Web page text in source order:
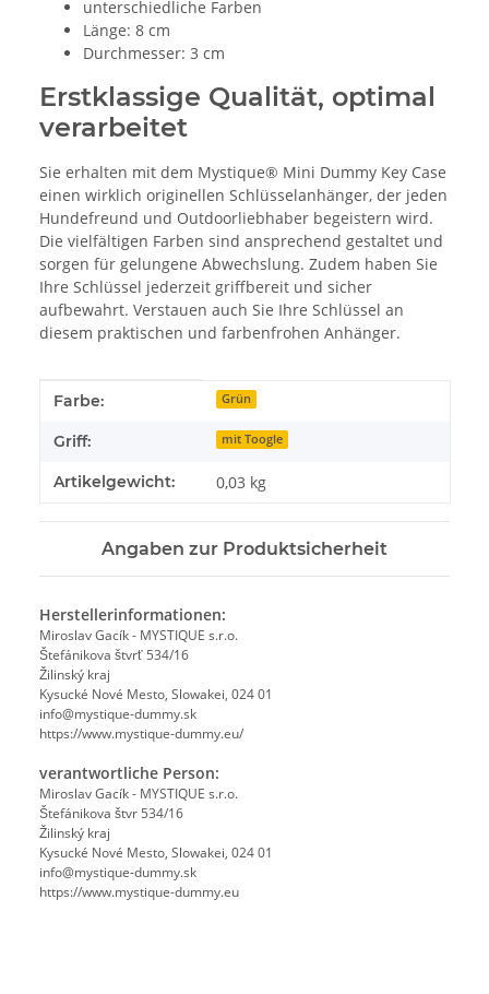
unterschiedliche Farben
Länge: 8 cm
Durchmesser: 3 cm
Erstklassige Qualität, optimal
verarbeitet
Sie erhalten mit dem Mystique® Mini Dummy Key Case
einen wirklich originellen Schlüsselanhänger, der jeden
Hundefreund und Outdoorliebhaber begeistern wird.
Die vielfältigen Farben sind ansprechend gestaltet und
sorgen für gelungene Abwechslung. Zudem haben Sie
Ihre Schlüssel jederzeit griffbereit und sicher
aufbewahrt. Verstauen auch Sie Ihre Schlüssel an
diesem praktischen und farbenfrohen Anhänger.
Produkteigenschaft
Wert
Farbe: Grün
Griff: mit Toogle
Artikelgewicht: 0,03 kg
Angaben zur Produktsicherheit
Herstellerinformationen:
Miroslav Gacík - MYSTIQUE s.r.o.
Štefánikova štvrť 534/16
Žilinský kraj
Kysucké Nové Mesto, Slowakei, 024 01
info@mystique-dummy.sk
https://www.mystique-dummy.eu/
verantwortliche Person:
Miroslav Gacík - MYSTIQUE s.r.o.
Štefánikova štvr 534/16
Žilinský kraj
Kysucké Nové Mesto, Slowakei, 024 01
info@mystique-dummy.sk
https://www.mystique-dummy.eu